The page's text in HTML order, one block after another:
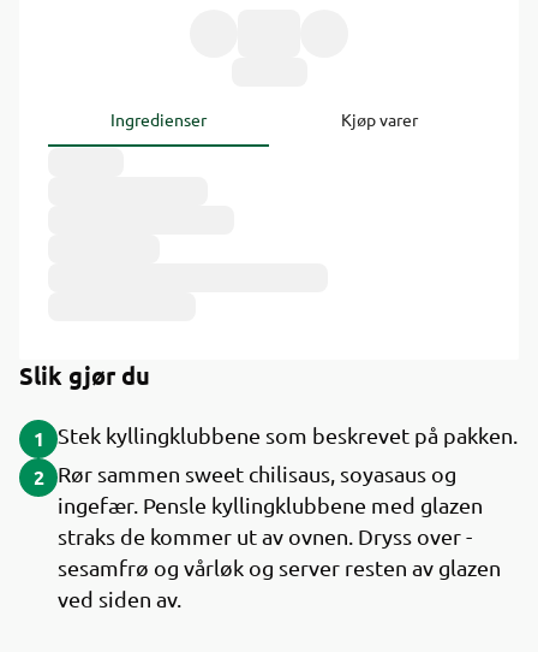
Ingredienser Kjøp varer
Slik gjør du
1
Stek kyllingklubbene som beskrevet på pakken.
2 Rør sammen sweet chilisaus, soyasaus og
ingefær. Pensle kylling­klubbene med glazen
straks de kommer ut av ovnen. Dryss over ­
sesamfrø og vårløk og server resten av glazen
ved siden av.